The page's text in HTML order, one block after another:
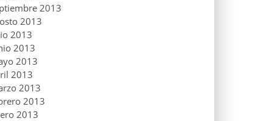
2013
2013
2013
2013
2013
2013
2013
2013
2013